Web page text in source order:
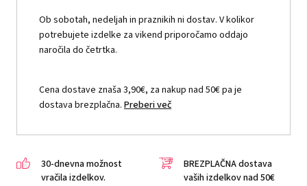
Ob sobotah, nedeljah in praznikih ni dostav. V kolikor
potrebujete izdelke za vikend priporočamo oddajo
naročila do četrtka.
Cena dostave znaša 3,90€, za nakup nad 50€ pa je
dostava brezplačna. Preberi več
30-dnevna možnost
vračila izdelkov.
BREZPLAČNA dostava
vaših izdelkov nad 50€